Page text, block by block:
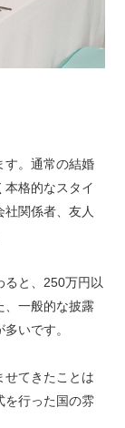
す。通常の結婚
格的なスタイ
社関係者、友人
ると、250万円以
、一般的な披露
いです。
せてきたことは
を行った国の雰